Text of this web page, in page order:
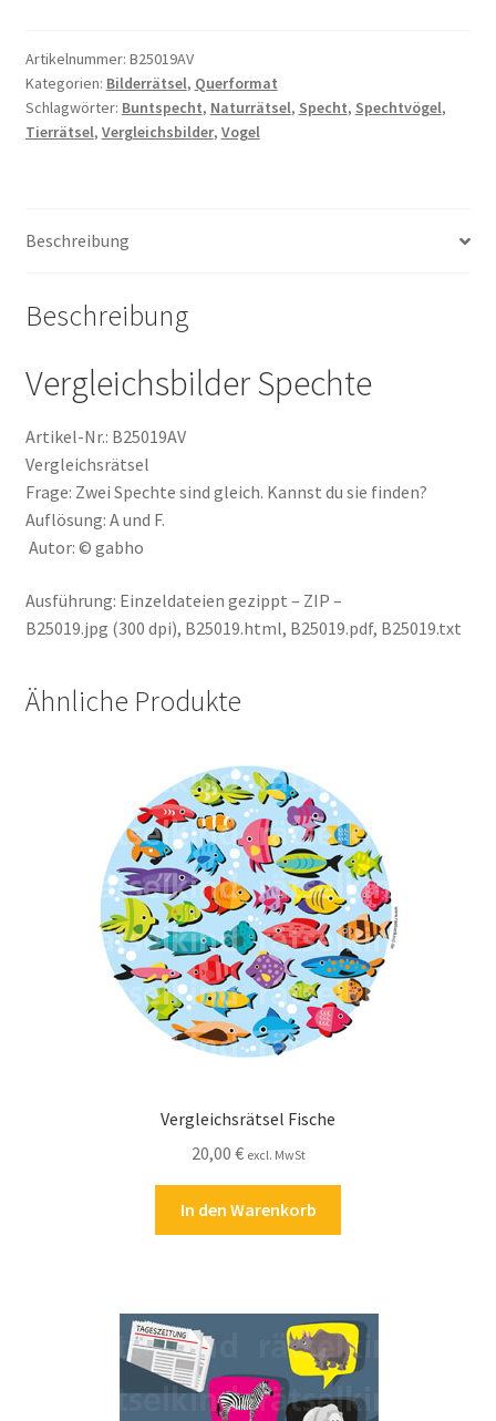
Tierrätsel
Naturrätsel
Vergleichsbilder
Specht
Vögel
Artikelnummer: B25019AV
Kategorien: Bilderrätsel, Querformat
Schlagwörter: Buntspecht, Naturrätsel, Specht, Spechtvögel,
Tierrätsel, Vergleichsbilder, Vogel
Beschreibung
Beschreibung
Vergleichsbilder Spechte
Artikel-Nr.: B25019AV
Vergleichsrätsel
Frage: Zwei Spechte sind gleich. Kannst du sie finden?
Auflösung: A und F.
Autor: © gabho
Ausführung: Einzeldateien gezippt – ZIP –
B25019.jpg (300 dpi), B25019.html, B25019.pdf, B25019.txt
Ähnliche Produkte
Vergleichsrätsel Fische
20,00 € excl. MwSt
In den Warenkorb